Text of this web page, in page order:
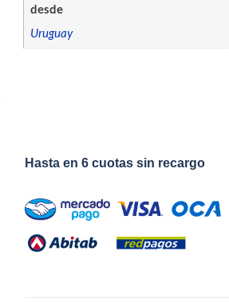
desde
Uruguay
Hasta en 6 cuotas sin recargo